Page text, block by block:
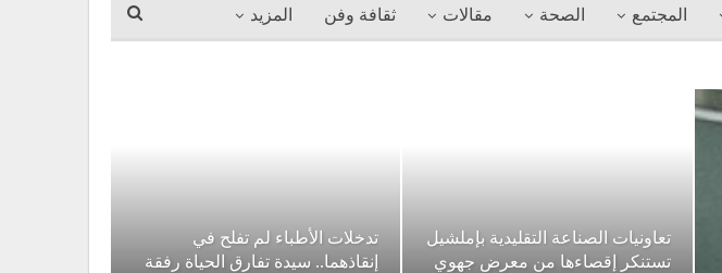
المجتمع الصحة مقالات ثقافة وفن المزيد
تعاونيات الصناعة التقليدية بإملشيل
تستنكر إقصاءها من معرض جهوي
تدخلات الأطباء لم تفلح في
إنقاذهما.. سيدة تفارق الحياة رفقة